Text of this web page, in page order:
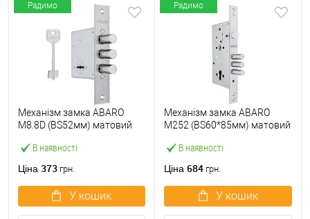
Радимо
В наявності
Механізм замка ABARO
M8.8D (BS52мм) матовий
Ціна 373 грн.
У кошик
Радимо
В наявності
Механізм замка ABARO
M252 (BS60*85мм) матовий
Ціна 684 грн.
У кошик